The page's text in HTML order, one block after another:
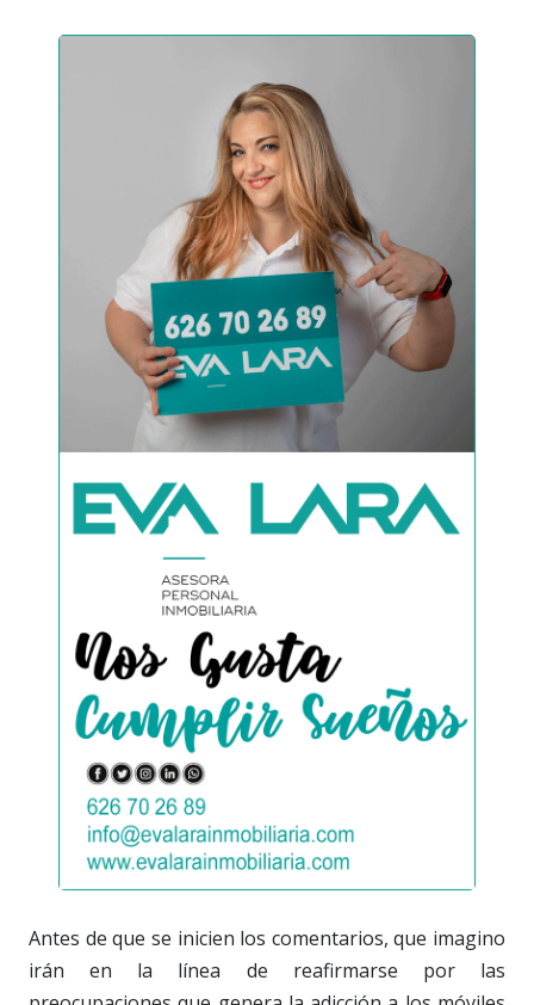
Antes de que se inicien los comentarios, que imagino
irán en la línea de reafirmarse por las